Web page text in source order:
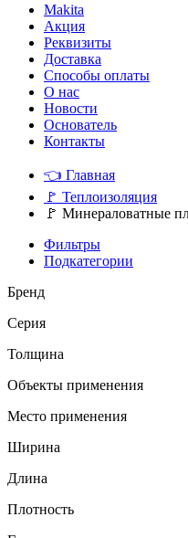
Makita
Акция
Реквизиты
Доставка
Способы оплаты
О нас
Новости
Основатель
Контакты
👈 Главная
🚩 Теплоизоляция
🚩 Минераловатные
Фильтры
Подкатегории
Бренд
Серия
Толщина
Объекты применения
Место применения
Ширина
Длина
Плотность